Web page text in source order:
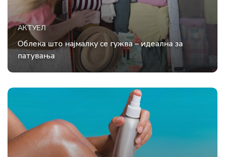
АКТУЕЛ
Облека што најмалку се гужва – идеална за
патувања